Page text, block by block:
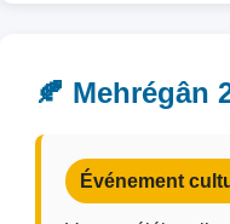
🍂 Mehrégân
Événement